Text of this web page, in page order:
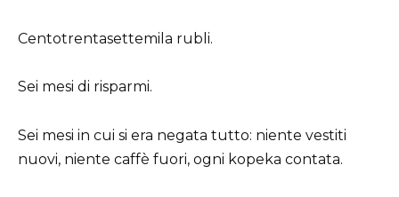
Centotrentasettemila rubli.
Sei mesi di risparmi.
Sei mesi in cui si era negata tutto: niente vestiti
nuovi, niente caffè fuori, ogni kopeka contata.